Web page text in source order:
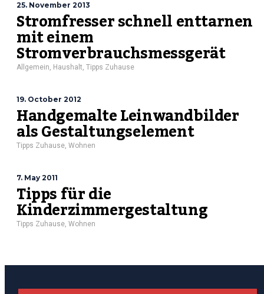
25. November 2013
Stromfresser schnell enttarnen
mit einem
Stromverbrauchsmessgerät
Allgemein, Haushalt, Tipps Zuhause
19. October 2012
Handgemalte Leinwandbilder
als Gestaltungselement
Tipps Zuhause, Wohnen
7. May 2011
Tipps für die
Kinderzimmergestaltung
Tipps Zuhause, Wohnen